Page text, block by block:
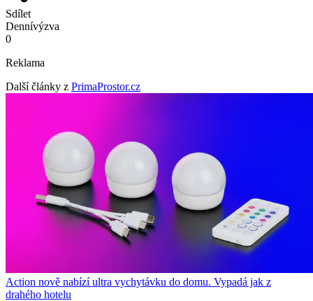
Sdílet
Dennívýzva
0
Reklama
Další články z PrimaProstor.cz
Action nově nabízí ultra vychytávku do domu. Vypadá jak z
drahého hotelu